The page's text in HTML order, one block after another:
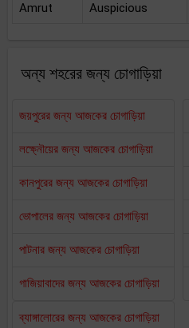
Amrut Auspicious
অন্য শহরের জন্য চোগাড়িয়া
জয়পুরের জন্য আজকের চোগাড়িয়া
লক্ষ্নৌয়ের জন্য আজকের চোগাড়িয়া
কানপুরের জন্য আজকের চোগাড়িয়া
ভোপালের জন্য আজকের চোগাড়িয়া
পাটনার জন্য আজকের চোগাড়িয়া
গাজিয়াবাদের জন্য আজকের চোগাড়িয়া
ব্যাঙ্গালোরের জন্য আজকের চোগাড়িয়া